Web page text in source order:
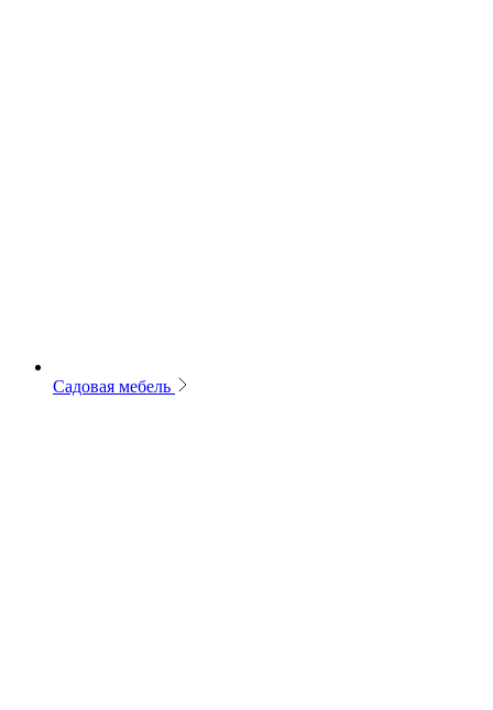
Садовая мебель